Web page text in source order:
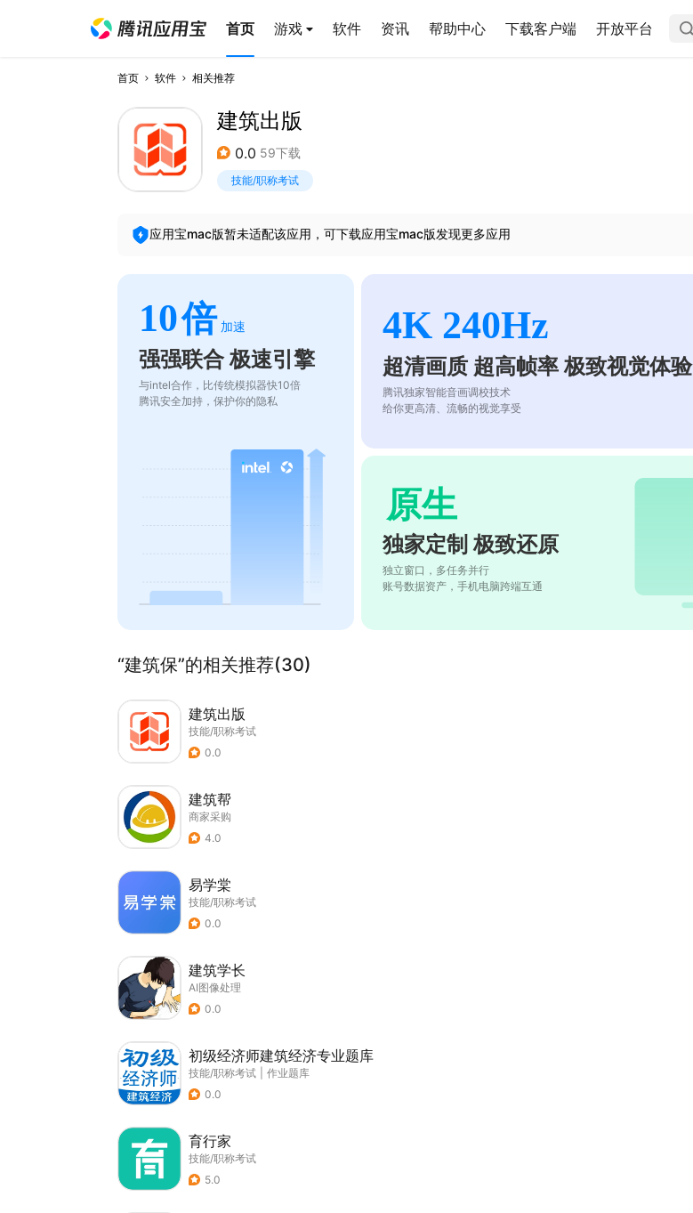
首页 游戏 软件 资讯 帮助中心 下载客户端 开放平台
首页 软件 相关推荐
建筑出版
0.0 59下载
技能/职称考试
应用宝mac版暂未适配该应用，可下载应用宝mac版发现更多应用
10倍 加速
强强联合 极速引擎
与intel合作，比传统模拟器快10倍
腾讯安全加持，保护你的隐私
4K 240Hz
超清画质 超高帧率 极致视觉体验
腾讯独家智能音画调校技术
给你更高清、流畅的视觉享受
原生
独家定制 极致还原
独立窗口，多任务并行
账号数据资产，手机电脑跨端互通
“建筑保”的相关推荐(30)
建筑出版
技能/职称考试
0.0
建筑帮
商家采购
4.0
易学棠
技能/职称考试
0.0
建筑学长
AI图像处理
0.0
初级经济师建筑经济专业题库
技能/职称考试
作业题库
0.0
育行家
技能/职称考试
5.0